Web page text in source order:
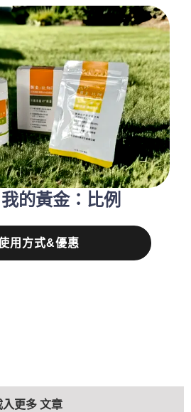
的黃金：比例
用方式&優惠
入更多 文章